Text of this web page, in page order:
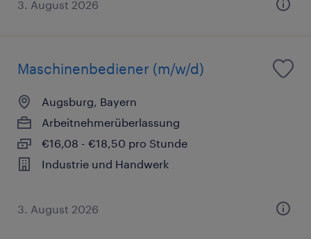
3. August 2026
Maschinenbediener (m/w/d)
Augsburg, Bayern
Arbeitnehmerüberlassung
€16,08 - €18,50 pro Stunde
Industrie und Handwerk
3. August 2026